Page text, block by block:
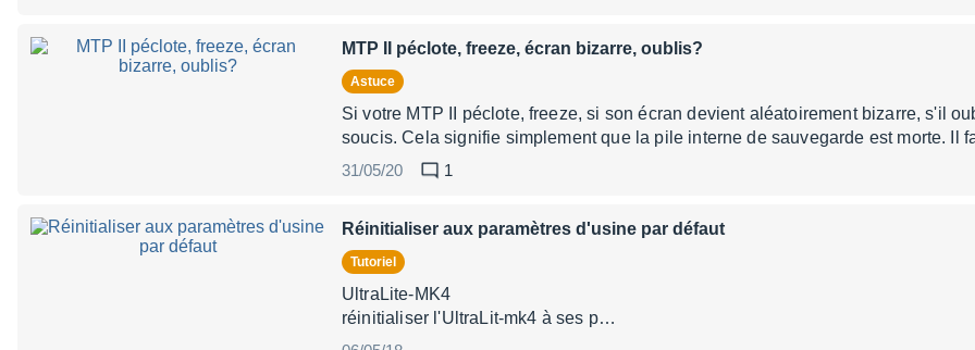
MTP II péclote, freeze, écran bizarre, oublis?
Astuce
Si votre MTP II péclote, freeze, si son écran devient aléatoirement bizarre, s'il
soucis. Cela signifie simplement que la pile interne de sauvegarde est morte. Il
31/05/20
1
Réinitialiser aux paramètres d'usine par défaut
Tutoriel
UltraLite-MK4
réinitialiser l'UltraLit-mk4 à ses p…